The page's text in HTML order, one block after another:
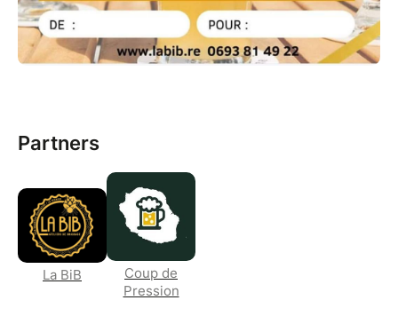
Partners
La BiB
Coup de
Pression